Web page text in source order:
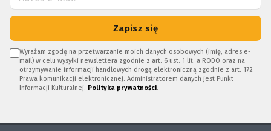
Zapisz się
Wyrażam zgodę na przetwarzanie moich danych osobowych (imię, adres e-
mail) w celu wysyłki newslettera zgodnie z art. 6 ust. 1 lit. a RODO oraz na
otrzymywanie informacji handlowych drogą elektroniczną zgodnie z art. 172
Prawa komunikacji elektronicznej. Administratorem danych jest Punkt
Informacji Kulturalnej. Polityka prywatności.